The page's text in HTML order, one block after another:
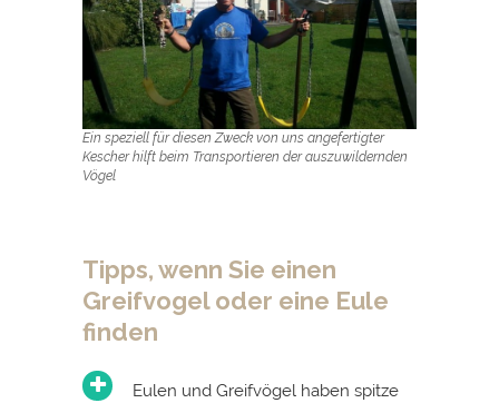
Ein speziell für diesen Zweck von uns angefertigter
Kescher hilft beim Transportieren der auszuwildernden
Vögel
Tipps, wenn Sie einen
Greifvogel oder eine Eule
finden
Eulen und Greifvögel haben spitze